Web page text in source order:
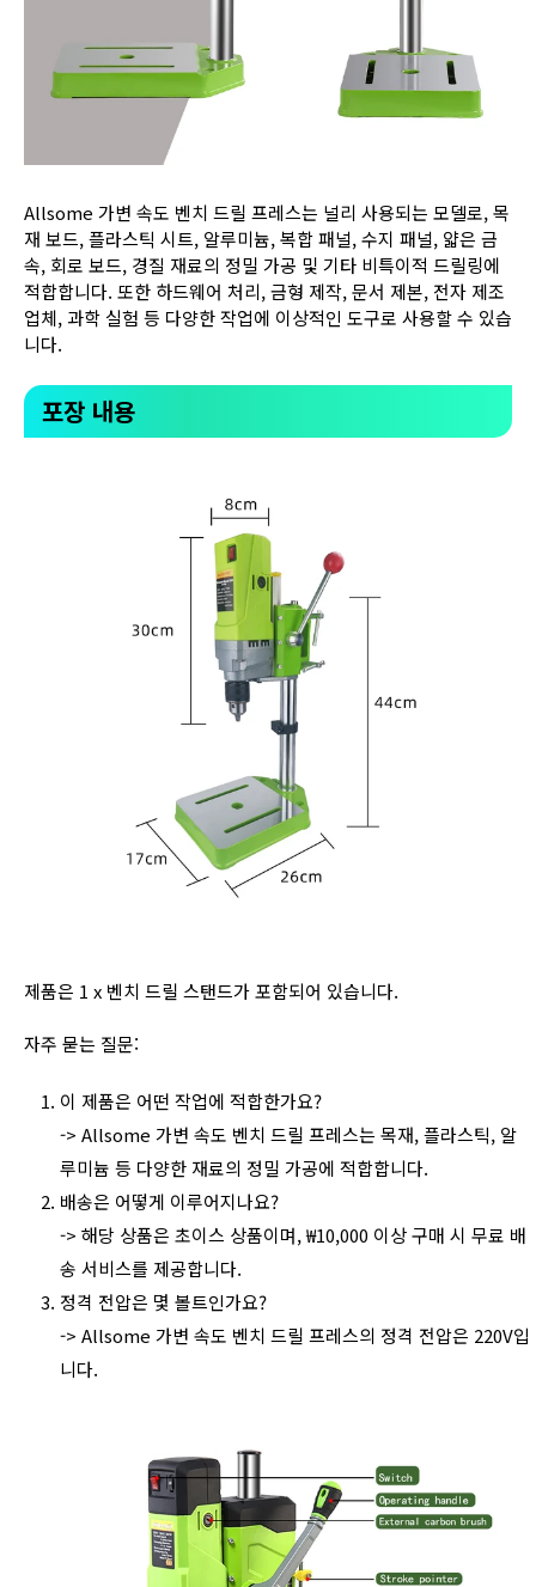
Allsome 가변 속도 벤치 드릴 프레스는 널리 사용되는 모델로, 목
재 보드, 플라스틱 시트, 알루미늄, 복합 패널, 수지 패널, 얇은 금
속, 회로 보드, 경질 재료의 정밀 가공 및 기타 비특이적 드릴링에
적합합니다. 또한 하드웨어 처리, 금형 제작, 문서 제본, 전자 제조
업체, 과학 실험 등 다양한 작업에 이상적인 도구로 사용할 수 있습
니다.
포장 내용
제품은 1 x 벤치 드릴 스탠드가 포함되어 있습니다.
자주 묻는 질문:
이 제품은 어떤 작업에 적합한가요?
-> Allsome 가변 속도 벤치 드릴 프레스는 목재, 플라스틱, 알
루미늄 등 다양한 재료의 정밀 가공에 적합합니다.
배송은 어떻게 이루어지나요?
-> 해당 상품은 초이스 상품이며, ₩10,000 이상 구매 시 무료 배
송 서비스를 제공합니다.
정격 전압은 몇 볼트인가요?
-> Allsome 가변 속도 벤치 드릴 프레스의 정격 전압은 220V입
니다.